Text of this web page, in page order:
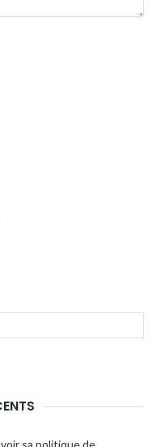
sa politique de